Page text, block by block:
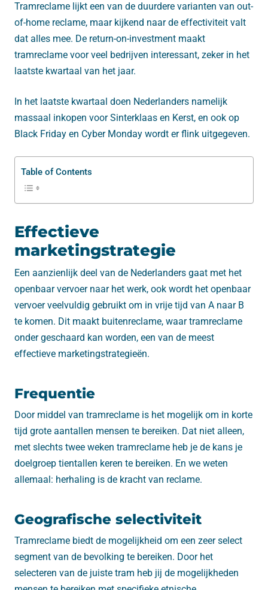
Tramreclame lijkt een van de duurdere varianten van out-
of-home reclame, maar kijkend naar de effectiviteit valt
dat alles mee. De return-on-investment maakt
tramreclame voor veel bedrijven interessant, zeker in het
laatste kwartaal van het jaar.
In het laatste kwartaal doen Nederlanders namelijk
massaal inkopen voor Sinterklaas en Kerst, en ook op
Black Friday en Cyber Monday wordt er flink uitgegeven.
Table of Contents
Effectieve
marketingstrategie
Een aanzienlijk deel van de Nederlanders gaat met het
openbaar vervoer naar het werk, ook wordt het openbaar
vervoer veelvuldig gebruikt om in vrije tijd van A naar B
te komen. Dit maakt buitenreclame, waar tramreclame
onder geschaard kan worden, een van de meest
effectieve marketingstrategieën.
Frequentie
Door middel van tramreclame is het mogelijk om in korte
tijd grote aantallen mensen te bereiken. Dat niet alleen,
met slechts twee weken tramreclame heb je de kans je
doelgroep tientallen keren te bereiken. En we weten
allemaal: herhaling is de kracht van reclame.
Geografische selectiviteit
Tramreclame biedt de mogelijkheid om een ​​zeer select
segment van de bevolking te bereiken. Door het
selecteren van de juiste tram heb jij de mogelijkheden